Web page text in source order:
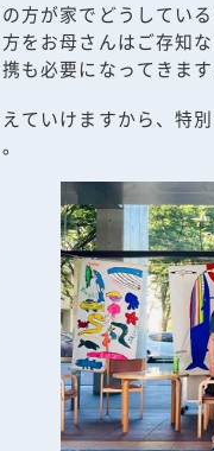
が家でどうしてい
をお母さんはご存知
も必要になってきます
ていけますから、特